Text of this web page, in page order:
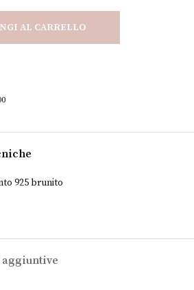
AL CARRELLO
925 brunito